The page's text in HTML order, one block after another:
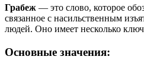
Грабеж — это слово, которое
связанное с насильственным
людей. Оно имеет несколько
Основные значения: